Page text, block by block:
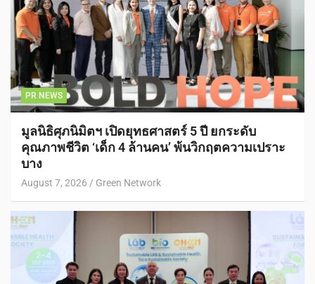
PR NEWS
มูลนิธิศุภนิมิตฯ เปิดยุทธศาสตร์ 5 ปี ยกระดับ
คุณภาพชีวิต ‘เด็ก 4 ล้านคน’ พ้นวิกฤตความเปราะ
บาง
August 7, 2026 Green Network